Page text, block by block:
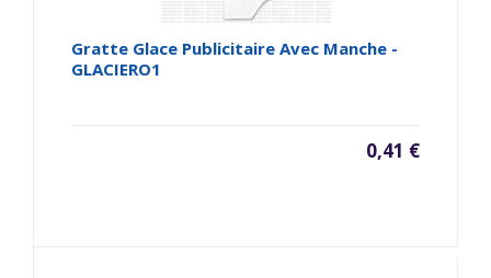
Gratte Glace Publicitaire Avec Manche -
GLACIERO1
0,41 €